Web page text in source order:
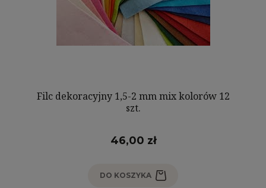
Filc dekoracyjny 1,5-2 mm mix kolorów 12
szt.
46,00 zł
DO KOSZYKA